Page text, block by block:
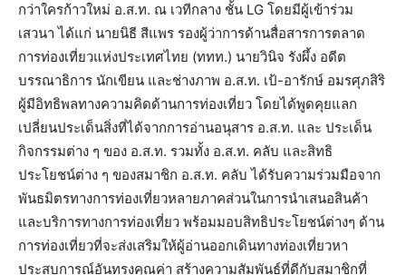
กว่าใครก้าวใหม่ อ.ส.ท. ณ เวทีกลาง ชั้น LG โดยมีผู้เข้าร่วม
เสวนา ได้แก่ นายนิธี สีแพร รองผู้ว่าการด้านสื่อสารการตลาด
การท่องเที่ยวแห่งประเทศไทย (ททท.) นายวินิจ รังผึ้ง อดีต
บรรณาธิการ นักเขียน และช่างภาพ อ.ส.ท. เป้-อารักษ์ อมรศุภสิริ
ผู้มีอิทธิพลทางความคิดด้านการท่องเที่ยว โดยได้พูดคุยแลก
เปลี่ยนประเด็นสิ่งที่ได้จากการอ่านอนุสาร อ.ส.ท. และ ประเด็น
กิจกรรมต่าง ๆ ของ อ.ส.ท. รวมทั้ง อ.ส.ท. คลับ และสิทธิ
ประโยชน์ต่าง ๆ ของสมาชิก อ.ส.ท. คลับ ได้รับความร่วมมือจาก
พันธมิตรทางการท่องเที่ยวหลายภาคส่วนในการนำเสนอสินค้า
และบริการทางการท่องเที่ยว พร้อมมอบสิทธิประโยชน์ต่างๆ ด้าน
การท่องเที่ยวที่จะส่งเสริมให้ผู้อ่านออกเดินทางท่องเที่ยวหา
ประสบการณ์อันทรงคุณค่า สร้างความสัมพันธ์ที่ดีกับสมาชิกที่